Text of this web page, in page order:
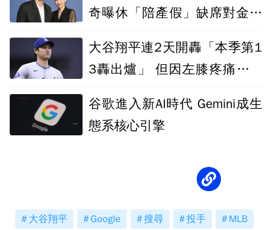
奇曝休「陪產假」缺席對金鶯
大谷翔平連2天開轟「本季第1
3轟出爐」 但因左膝疼痛提前
谷歌進入新AI時代 Gemini成生
態系核心引擎
大谷翔平 Google 搜尋 投手 MLB